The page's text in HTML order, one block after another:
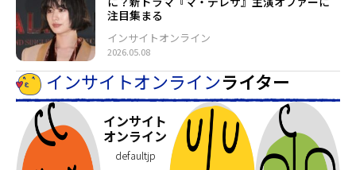
注目集まる
2026.05.08
インサイトオンライン
インサイトオンラインライター
インサイト
オンライン
defaultjp